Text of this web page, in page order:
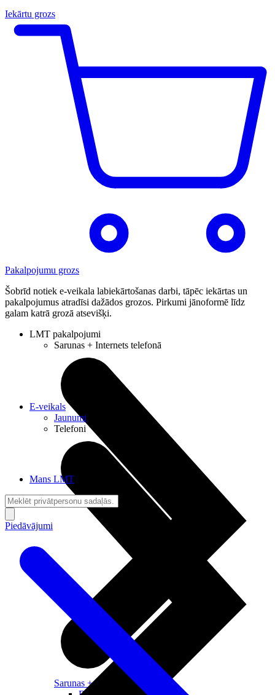
Iekārtu grozs
Pakalpojumu grozs
Šobrīd notiek e-veikala labiekārtošanas darbi, tāpēc iekārtas un
pakalpojumus atradīsi dažādos grozos. Pirkumi jānoformē līdz
galam katrā grozā atsevišķi.
LMT pakalpojumi
Sarunas + Internets telefonā
Sarunas + Internets
E-veikals
Jaunumi
Telefoni
Mans LMT
Piedāvājumi